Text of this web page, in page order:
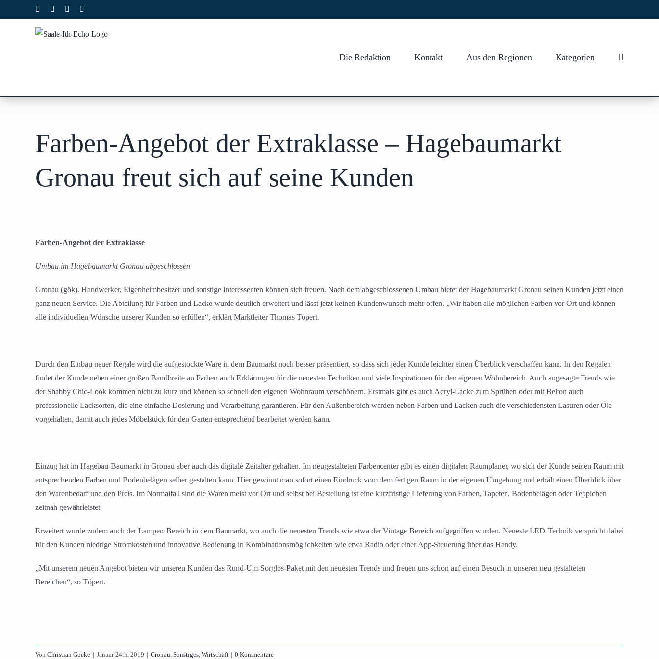
Inhalt
Facebook Instagram
Die Redaktion Kontakt Aus den Regionen Kategorien
Farben-Angebot der Extraklasse – Hagebaumarkt
Gronau freut sich auf seine Kunden
Farben-Angebot der Extraklasse
Umbau im Hagebaumarkt Gronau abgeschlossen
Gronau (gök). Handwerker, Eigenheimbesitzer und sonstige Interessenten können sich freuen. Nach dem abgeschlossenen Umbau bietet der Hagebaumarkt Gronau seinen Kunden jetzt einen
ganz neuen Service. Die Abteilung für Farben und Lacke wurde deutlich erweitert und lässt jetzt keinen Kundenwunsch mehr offen. „Wir haben alle möglichen Farben vor Ort und können
alle individuellen Wünsche unserer Kunden so erfüllen“, erklärt Marktleiter Thomas Töpert.
Durch den Einbau neuer Regale wird die aufgestockte Ware in dem Baumarkt noch besser präsentiert, so dass sich jeder Kunde leichter einen Überblick verschaffen kann. In den Regalen
findet der Kunde neben einer großen Bandbreite an Farben auch Erklärungen für die neuesten Techniken und viele Inspirationen für den eigenen Wohnbereich. Auch angesagte Trends wie
der Shabby Chic-Look kommen nicht zu kurz und können so schnell den eigenen Wohnraum verschönern. Erstmals gibt es auch Acryl-Lacke zum Sprühen oder mit Belton auch
professionelle Lacksorten, die eine einfache Dosierung und Verarbeitung garantieren. Für den Außenbereich werden neben Farben und Lacken auch die verschiedensten Lasuren oder Öle
vorgehalten, damit auch jedes Möbelstück für den Garten entsprechend bearbeitet werden kann.
Einzug hat im Hagebau-Baumarkt in Gronau aber auch das digitale Zeitalter gehalten. Im neugestalteten Farbencenter gibt es einen digitalen Raumplaner, wo sich der Kunde seinen Raum mit
entsprechenden Farben und Bodenbelägen selber gestalten kann. Hier gewinnt man sofort einen Eindruck vom dem fertigen Raum in der eigenen Umgebung und erhält einen Überblick über
den Warenbedarf und den Preis. Im Normalfall sind die Waren meist vor Ort und selbst bei Bestellung ist eine kurzfristige Lieferung von Farben, Tapeten, Bodenbelägen oder Teppichen
zeitnah gewährleistet.
Erweitert wurde zudem auch der Lampen-Bereich in dem Baumarkt, wo auch die neuesten Trends wie etwa der Vintage-Bereich aufgegriffen wurden. Neueste LED-Technik verspricht dabei
für den Kunden niedrige Stromkosten und innovative Bedienung in Kombinationsmöglichkeiten wie etwa Radio oder einer App-Steuerung über das Handy.
„Mit unserem neuen Angebot bieten wir unseren Kunden das Rund-Um-Sorglos-Paket mit den neuesten Trends und freuen uns schon auf einen Besuch in unseren neu gestalteten
Bereichen“, so Töpert.
Von Christian Goeke | Januar 24th, 2019 | Gronau, Sonstiges, Wirtschaft | 0 Kommentare